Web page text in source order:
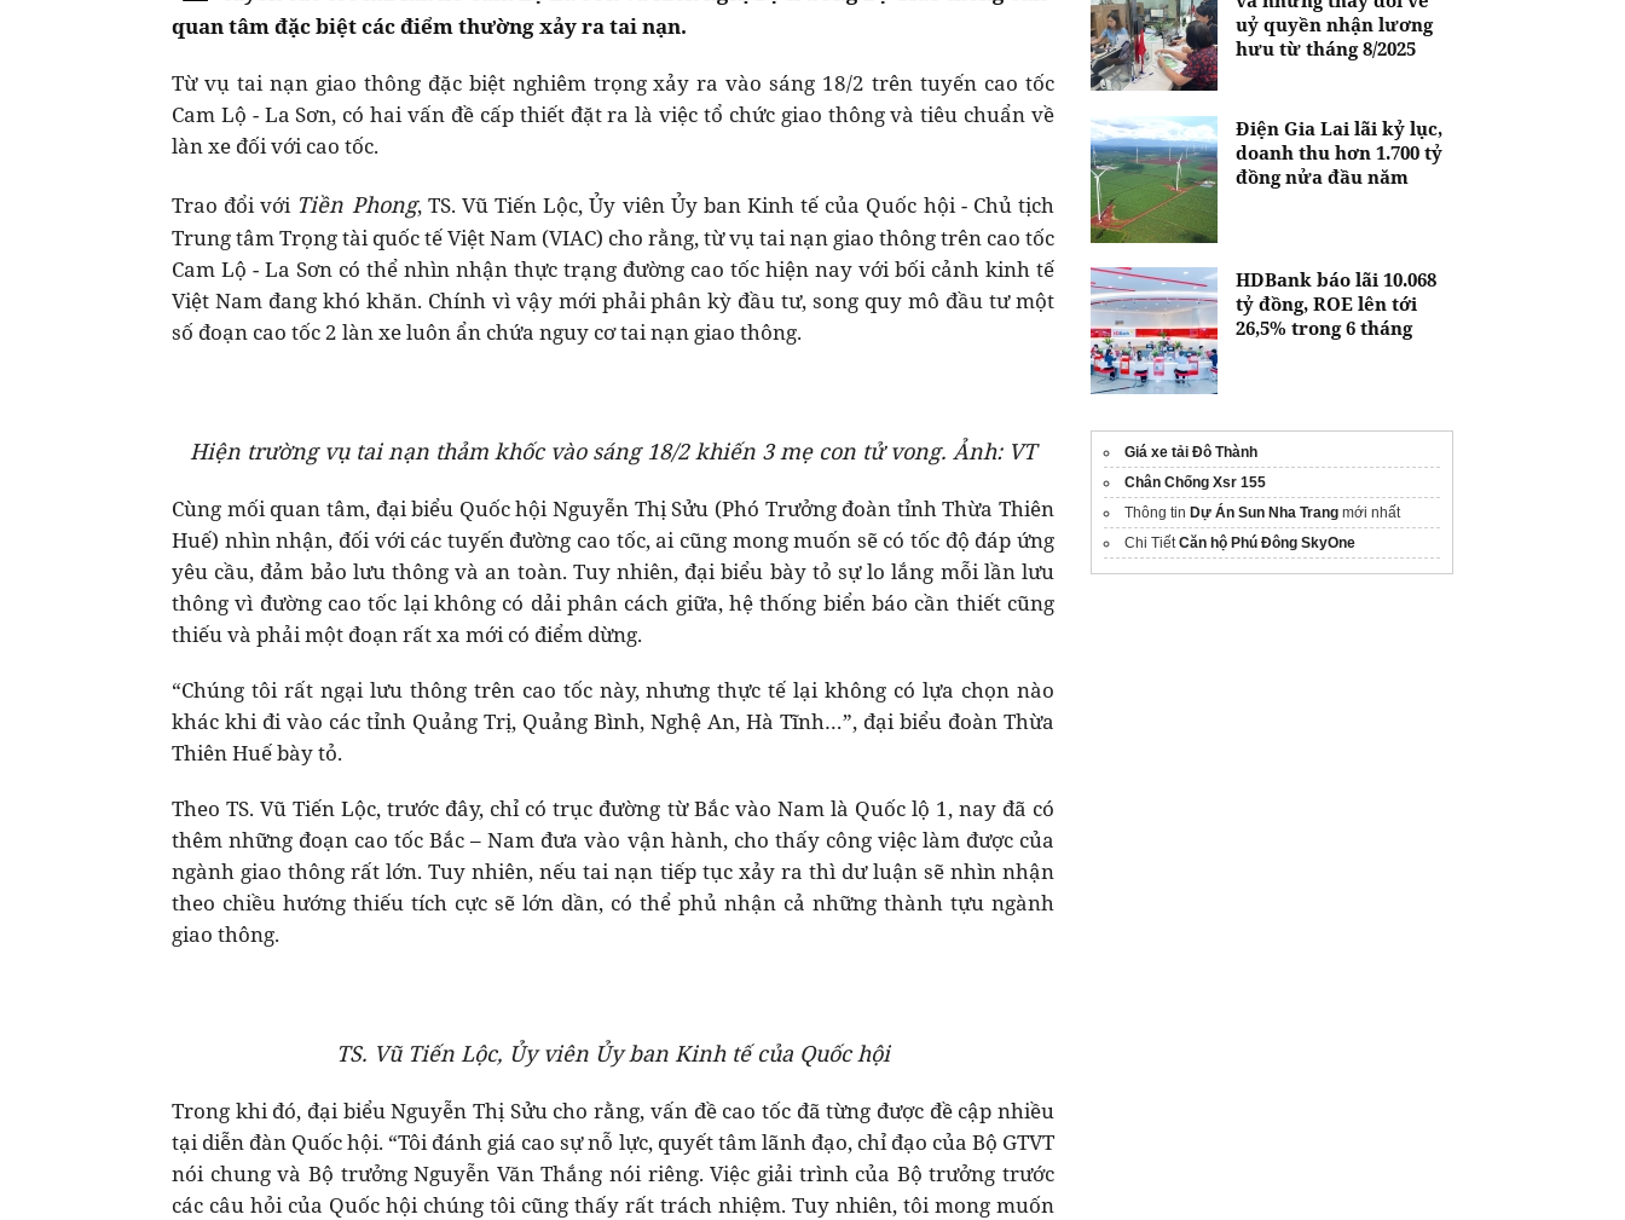
quan tâm đặc biệt các điểm thường xảy ra tai nạn.
Từ vụ tai nạn giao thông đặc biệt nghiêm trọng xảy ra vào sáng 18/2 trên tuyến cao tốc
Cam Lộ - La Sơn, có hai vấn đề cấp thiết đặt ra là việc tổ chức giao thông và tiêu chuẩn về
làn xe đối với cao tốc.
Trao đổi với Tiền Phong, TS. Vũ Tiến Lộc, Ủy viên Ủy ban Kinh tế của Quốc hội - Chủ tịch
Trung tâm Trọng tài quốc tế Việt Nam (VIAC) cho rằng, từ vụ tai nạn giao thông trên cao tốc
Cam Lộ - La Sơn có thể nhìn nhận thực trạng đường cao tốc hiện nay với bối cảnh kinh tế
Việt Nam đang khó khăn. Chính vì vậy mới phải phân kỳ đầu tư, song quy mô đầu tư một
số đoạn cao tốc 2 làn xe luôn ẩn chứa nguy cơ tai nạn giao thông.
Hiện trường vụ tai nạn thảm khốc vào sáng 18/2 khiến 3 mẹ con tử vong. Ảnh: VT
Cùng mối quan tâm, đại biểu Quốc hội Nguyễn Thị Sửu (Phó Trưởng đoàn tỉnh Thừa Thiên
Huế) nhìn nhận, đối với các tuyến đường cao tốc, ai cũng mong muốn sẽ có tốc độ đáp ứng
yêu cầu, đảm bảo lưu thông và an toàn. Tuy nhiên, đại biểu bày tỏ sự lo lắng mỗi lần lưu
thông vì đường cao tốc lại không có dải phân cách giữa, hệ thống biển báo cần thiết cũng
thiếu và phải một đoạn rất xa mới có điểm dừng.
“Chúng tôi rất ngại lưu thông trên cao tốc này, nhưng thực tế lại không có lựa chọn nào
khác khi đi vào các tỉnh Quảng Trị, Quảng Bình, Nghệ An, Hà Tĩnh…”, đại biểu đoàn Thừa
Thiên Huế bày tỏ.
Theo TS. Vũ Tiến Lộc, trước đây, chỉ có trục đường từ Bắc vào Nam là Quốc lộ 1, nay đã có
thêm những đoạn cao tốc Bắc – Nam đưa vào vận hành, cho thấy công việc làm được của
ngành giao thông rất lớn. Tuy nhiên, nếu tai nạn tiếp tục xảy ra thì dư luận sẽ nhìn nhận
theo chiều hướng thiếu tích cực sẽ lớn dần, có thể phủ nhận cả những thành tựu ngành
giao thông.
TS. Vũ Tiến Lộc, Ủy viên Ủy ban Kinh tế của Quốc hội
Trong khi đó, đại biểu Nguyễn Thị Sửu cho rằng, vấn đề cao tốc đã từng được đề cập nhiều
tại diễn đàn Quốc hội. “Tôi đánh giá cao sự nỗ lực, quyết tâm lãnh đạo, chỉ đạo của Bộ GTVT
nói chung và Bộ trưởng Nguyễn Văn Thắng nói riêng. Việc giải trình của Bộ trưởng trước
các câu hỏi của Quốc hội chúng tôi cũng thấy rất trách nhiệm. Tuy nhiên, tôi mong muốn
uỷ quyền nhận lương
hưu từ tháng 8/2025
Điện Gia Lai lãi kỷ lục,
doanh thu hơn 1.700 tỷ
đồng nửa đầu năm
HDBank báo lãi 10.068
tỷ đồng, ROE lên tới
26,5% trong 6 tháng
Giá xe tải Đô Thành
Chân Chống Xsr 155
Thông tin Dự Án Sun Nha Trang mới nhất
Chi Tiết Căn hộ Phú Đông SkyOne